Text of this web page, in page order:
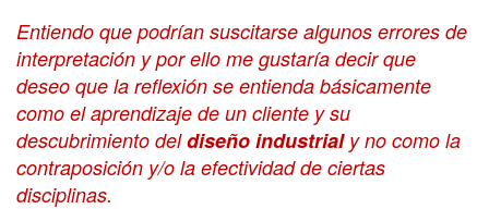
Entiendo que podrían suscitarse algunos errores de
interpretación y por ello me gustaría decir que
deseo que la reflexión se entienda básicamente
como el aprendizaje de un cliente y su
descubrimiento deldiseño industrialy no como la
contraposición y/o la efectividad de ciertas
disciplinas.